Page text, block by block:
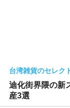
台湾雑貨のセレク
迪化街界隈の新
産3選